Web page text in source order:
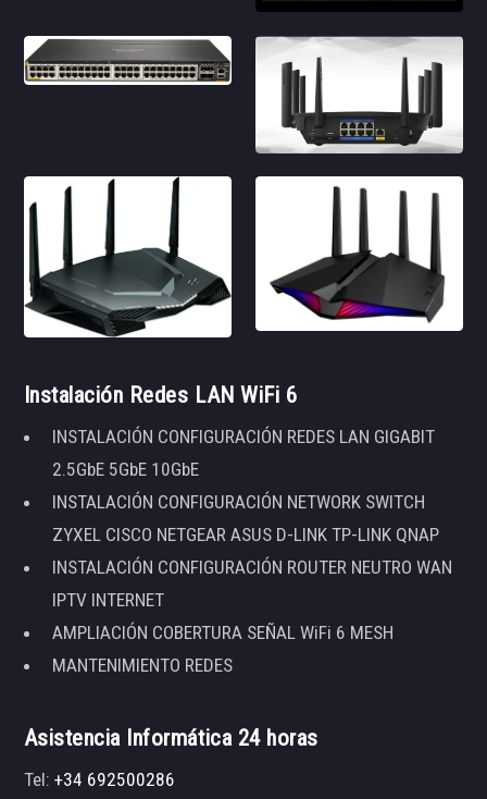
Instalación Redes LAN WiFi 6
INSTALACIÓN CONFIGURACIÓN REDES LAN GIGABIT
2.5GbE 5GbE 10GbE
INSTALACIÓN CONFIGURACIÓN NETWORK SWITCH
ZYXEL CISCO NETGEAR ASUS D-LINK TP-LINK QNAP
INSTALACIÓN CONFIGURACIÓN ROUTER NEUTRO WAN
IPTV INTERNET
AMPLIACIÓN COBERTURA SEÑAL WiFi 6 MESH
MANTENIMIENTO REDES
Asistencia Informática 24 horas
Tel:+34 692500286